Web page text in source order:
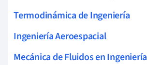
Termodinámica de Ingeniería
Ingeniería Aeroespacial
Mecánica de Fluidos en Ingeniería